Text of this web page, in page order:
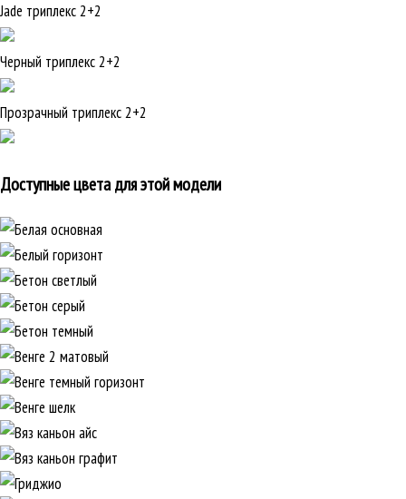
Jade триплекс 2+2
Черный триплекс 2+2
Прозрачный триплекс 2+2
Доступные цвета для этой модели